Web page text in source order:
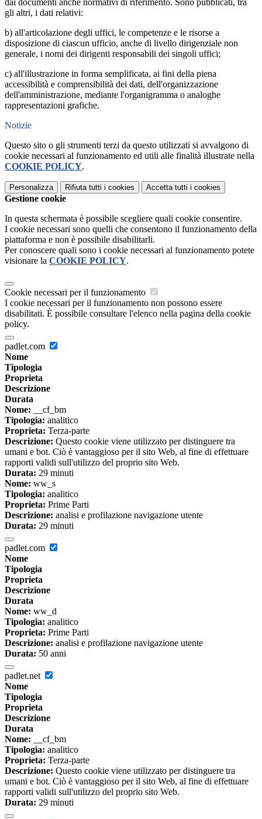
dai documenti anche normativi di riferimento. Sono pubblicati, tra
gli altri, i dati relativi:
b) all'articolazione degli uffici, le competenze e le risorse a
disposizione di ciascun ufficio, anche di livello dirigenziale non
generale, i nomi dei dirigenti responsabili dei singoli uffici;
c) all'illustrazione in forma semplificata, ai fini della piena
accessibilità e comprensibilità dei dati, dell'organizzazione
dell'amministrazione, mediante l'organigramma o analoghe
rappresentazioni grafiche.
Notizie
Questo sito o gli strumenti terzi da questo utilizzati si avvalgono di
cookie necessari al funzionamento ed utili alle finalità illustrate nella
COOKIE POLICY.
Personalizza Rifiuta tutti i cookies Accetta tutti i cookies
Gestione cookie
In questa schermata è possibile scegliere quali cookie consentire.
I cookie necessari sono quelli che consentono il funzionamento della
piattaforma e non è possibile disabilitarli.
Per conoscere quali sono i cookie necessari al funzionamento potete
visionare la COOKIE POLICY.
Cookie necessari per il funzionamento
I cookie necessari per il funzionamento non possono essere
disabilitati. È possibile consultare l'elenco nella pagina della cookie
policy.
padlet.com
Nome
Tipologia
Proprieta
Descrizione
Durata
Nome: __cf_bm
Tipologia: analitico
Proprieta: Terza-parte
Descrizione: Questo cookie viene utilizzato per distinguere tra
umani e bot. Ciò è vantaggioso per il sito Web, al fine di effettuare
rapporti validi sull'utilizzo del proprio sito Web.
Durata: 29 minuti
Nome: ww_s
Tipologia: analitico
Proprieta: Prime Parti
Descrizione: analisi e profilazione navigazione utente
Durata: 29 minuti
padlet.com
Nome
Tipologia
Proprieta
Descrizione
Durata
Nome: ww_d
Tipologia: analitico
Proprieta: Prime Parti
Descrizione: analisi e profilazione navigazione utente
Durata: 50 anni
padlet.net
Nome
Tipologia
Proprieta
Descrizione
Durata
Nome: __cf_bm
Tipologia: analitico
Proprieta: Terza-parte
Descrizione: Questo cookie viene utilizzato per distinguere tra
umani e bot. Ciò è vantaggioso per il sito Web, al fine di effettuare
rapporti validi sull'utilizzo del proprio sito Web.
Durata: 29 minuti